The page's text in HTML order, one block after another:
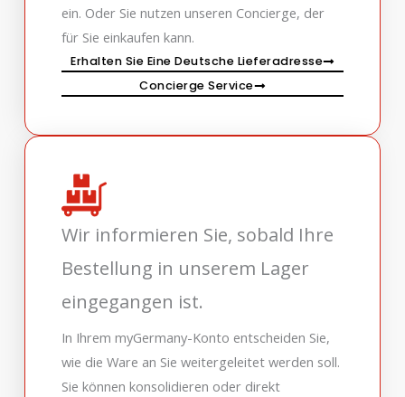
ein. Oder Sie nutzen unseren Concierge, der
für Sie einkaufen kann.
Erhalten Sie Eine Deutsche Lieferadresse
Concierge Service
Wir informieren Sie, sobald Ihre
Bestellung in unserem Lager
eingegangen ist.
In Ihrem myGermany-Konto entscheiden Sie,
wie die Ware an Sie weitergeleitet werden soll.
Sie können konsolidieren oder direkt